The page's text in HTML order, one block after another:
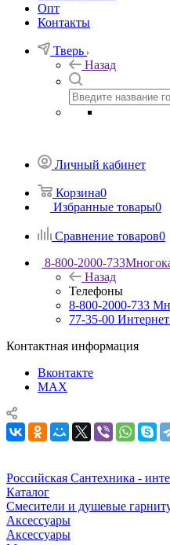
Опт
Контакты
Тверь
Назад
Личный кабинет
Корзина0
Избранные товары0
Сравнение товаров0
8-800-2000-733
Назад
Телефоны
8-800-2000-733
77-35-00
Контактная информация
Вконтакте
MAX
Российская Сантехника -
Каталог
Смесители и душевые
Аксессуары
Аксессуары